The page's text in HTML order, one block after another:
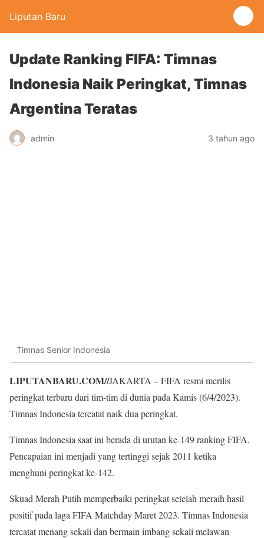
Liputan Baru
Update Ranking FIFA: Timnas
Indonesia Naik Peringkat, Timnas
Argentina Teratas
admin 3 tahun ago
Timnas Senior Indonesia
LIPUTANBARU.COM//JAKARTA – FIFA resmi merilis
peringkat terbaru dari tim-tim di dunia pada Kamis (6/4/2023).
Timnas Indonesia tercatat naik dua peringkat.
Timnas Indonesia saat ini berada di urutan ke-149 ranking FIFA.
Pencapaian ini menjadi yang tertinggi sejak 2011 ketika
menghuni peringkat ke-142.
Skuad Merah Putih memperbaiki peringkat setelah meraih hasil
positif pada laga FIFA Matchday Maret 2023. Timnas Indonesia
tercatat menang sekali dan bermain imbang sekali melawan